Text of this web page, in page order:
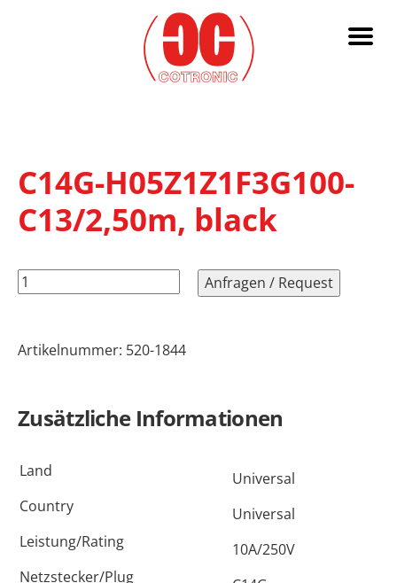
C14G-H05Z1Z1F3G100-
C13/2,50m, black
C14G-
black
Anfragen / Request
Artikelnummer: 520-1844
Zusätzliche Informationen
Land
Universal
Country
Universal
Leistung/Rating
10A/250V
Netzstecker/Plug